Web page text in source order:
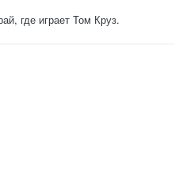
где играет Том Круз.